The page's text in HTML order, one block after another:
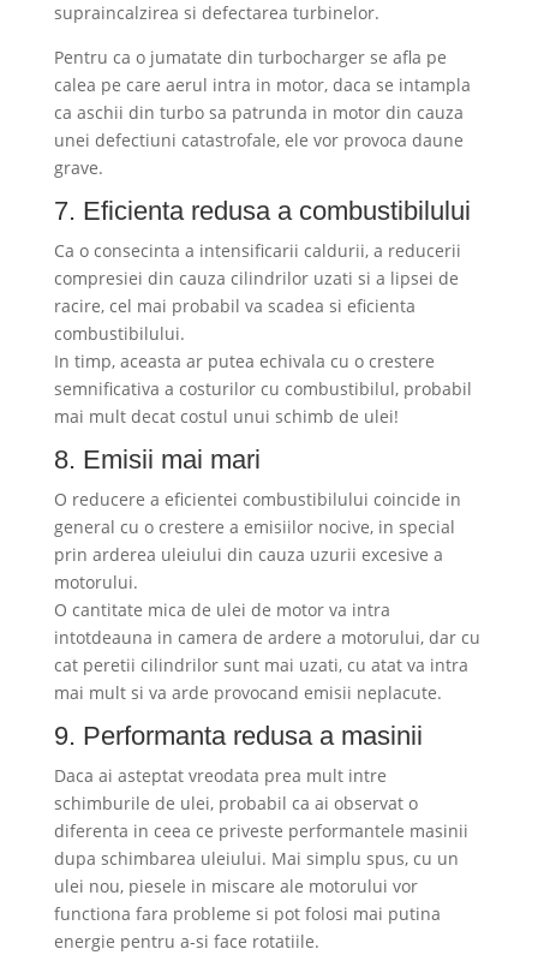
supraincalzirea si defectarea turbinelor.
Pentru ca o jumatate din turbocharger se afla pe
calea pe care aerul intra in motor, daca se intampla
ca aschii din turbo sa patrunda in motor din cauza
unei defectiuni catastrofale, ele vor provoca daune
grave.
7. Eficienta redusa a combustibilului
Ca o consecinta a intensificarii caldurii, a reducerii
compresiei din cauza cilindrilor uzati si a lipsei de
racire, cel mai probabil va scadea si eficienta
combustibilului.
In timp, aceasta ar putea echivala cu o crestere
semnificativa a costurilor cu combustibilul, probabil
mai mult decat costul unui schimb de ulei!
8. Emisii mai mari
O reducere a eficientei combustibilului coincide in
general cu o crestere a emisiilor nocive, in special
prin arderea uleiului din cauza uzurii excesive a
motorului.
O cantitate mica de ulei de motor va intra
intotdeauna in camera de ardere a motorului, dar cu
cat peretii cilindrilor sunt mai uzati, cu atat va intra
mai mult si va arde provocand emisii neplacute.
9. Performanta redusa a masinii
Daca ai asteptat vreodata prea mult intre
schimburile de ulei, probabil ca ai observat o
diferenta in ceea ce priveste performantele masinii
dupa schimbarea uleiului. Mai simplu spus, cu un
ulei nou, piesele in miscare ale motorului vor
functiona fara probleme si pot folosi mai putina
energie pentru a-si face rotatiile.